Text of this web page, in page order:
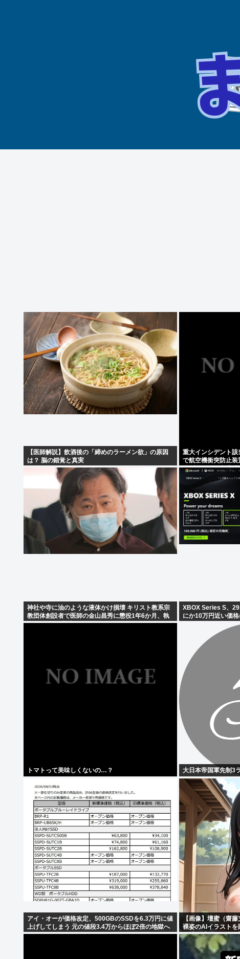
【医師解説】飲酒後の「締めのラーメン欲」の原因
は？ 脳の錯覚と真実
重大インシデント
で航空機衝突防止
ラブル、羽田空港沖
神社や寺に油のような液体かけ損壊 キリスト教系宗
教団体創設者で医師の金山昌秀に懲役1年6か月、執
行猶予3年の判決
XBOX Series S、
にか10万円近い価格
トマトって美味しくないの…？ 大日本帝国軍先制3
アイ・オーが価格改定、500GBのSSDを6.3万円に値
上げしてしまう 元の値段3.4万からほぼ2倍の地獄へ
【画像】壇蜜（齋
裸姿のAIイラスト
ン毛！【秋田県出身